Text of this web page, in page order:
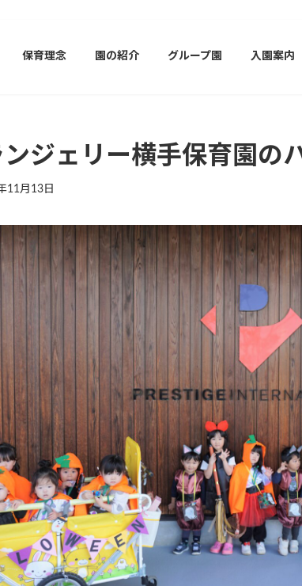
保育理念 園の紹介 グループ園 入園案内
ンジェリー横手保育園の
11月13日